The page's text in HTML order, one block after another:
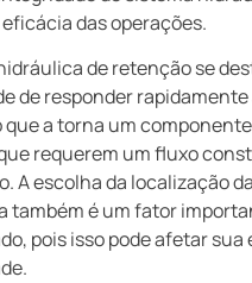
das operações.
de retenção se
de responder
que a torna um
requerem um fluxo
A escolha da localização
também é um fator
pois isso pode afetar